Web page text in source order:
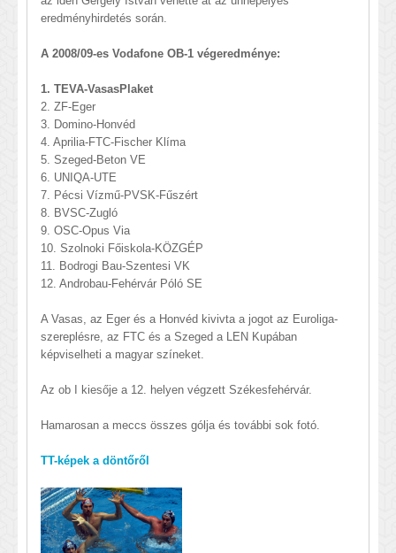
eredményhirdetés során.
A 2008/09-es Vodafone OB-1 végeredménye:
1. TEVA-VasasPlaket
2. ZF-Eger
3. Domino-Honvéd
4. Aprilia-FTC-Fischer Klíma
5. Szeged-Beton VE
6. UNIQA-UTE
7. Pécsi Vízmű-PVSK-Fűszért
8. BVSC-Zugló
9. OSC-Opus Via
10. Szolnoki Főiskola-KÖZGÉP
11. Bodrogi Bau-Szentesi VK
12. Androbau-Fehérvár Póló SE
A Vasas, az Eger és a Honvéd kivivta a jogot az Euroliga-
szereplésre, az FTC és a Szeged a LEN Kupában
képviselheti a magyar színeket.
Az ob I kiesője a 12. helyen végzett Székesfehérvár.
Hamarosan a meccs összes gólja és további sok fotó.
TT-képek a döntőről